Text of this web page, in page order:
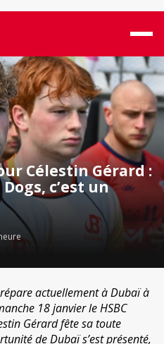
Célestin Gérard :
c’est un
actuellement à Dubaï à
18 janvier le HSBC
Gérard fête sa toute
de Dubaï s’est présenté,